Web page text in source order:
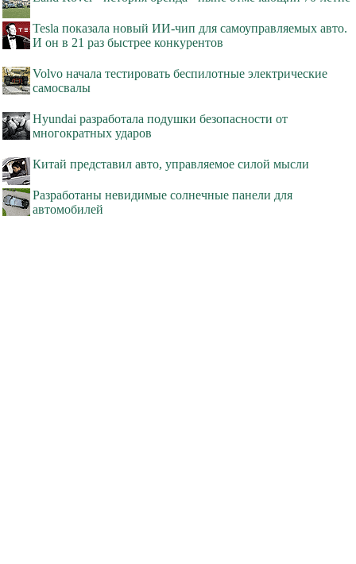
Tesla показала новый ИИ-чип для самоуправляемых авто.
И он в 21 раз быстрее конкурентов
Volvo начала тестировать беспилотные электрические
самосвалы
Hyundai разработала подушки безопасности от
многократных ударов
Китай представил авто, управляемое силой мысли
Разработаны невидимые солнечные панели для
автомобилей